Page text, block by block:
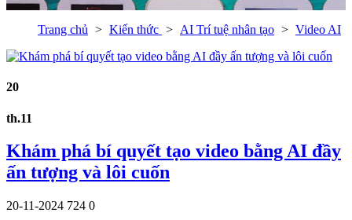
Trang chủ Kiến thức AI Trí tuệ nhân tạo Video AI
20
th.11
Khám phá bí quyết tạo video bằng AI đầy
ấn tượng và lôi cuốn
20-11-2024 724 0